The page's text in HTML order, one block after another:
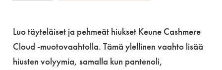
-
muotovaahto,
200
Luo täyteläiset ja pehmeät hiukset Keune Cashmere
Cloud -muotovaahtolla. Tämä ylellinen vaahto lisää
hiusten volyymia, samalla kun pantenoli,